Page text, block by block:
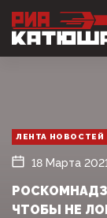
ЛЕНТА НОВОСТЕЙ
18 Марта
ЧТОБЫ НЕ